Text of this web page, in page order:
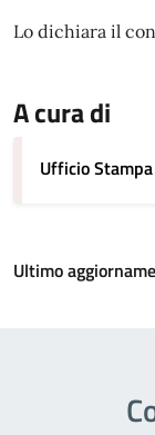
Lo dichiara il
A cura di
Ufficio Stampa
Ultimo